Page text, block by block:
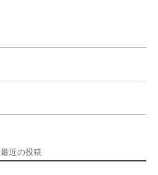
最近の投稿